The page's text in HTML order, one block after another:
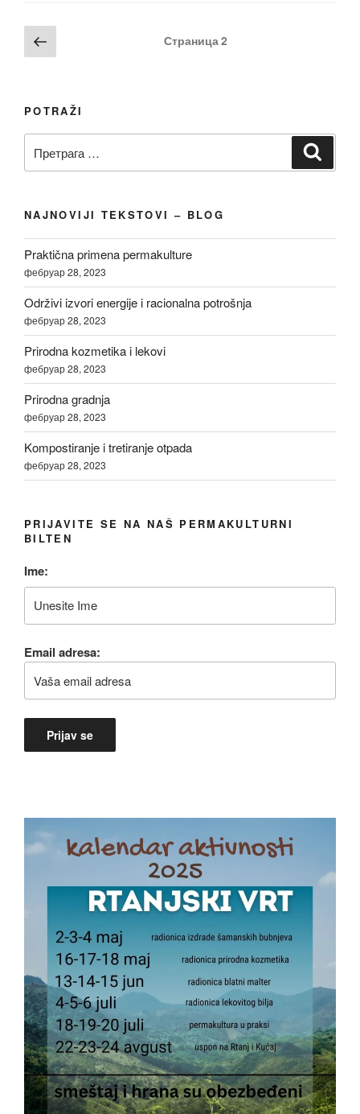
Пагинација
чланака
Претходна
страна
Страница2
POTRAŽI
за:
NAJNOVIJI TEKSTOVI – BLOG
Praktična primena permakulture
фебруар 28, 2023
Održivi izvori energije i racionalna potrošnja
фебруар 28, 2023
Prirodna kozmetika i lekovi
фебруар 28, 2023
Prirodna gradnja
фебруар 28, 2023
Kompostiranje i tretiranje otpada
фебруар 28, 2023
PRIJAVITE SE NA NAŠ PERMAKULTURNI
BILTEN
Ime:
Email adresa: